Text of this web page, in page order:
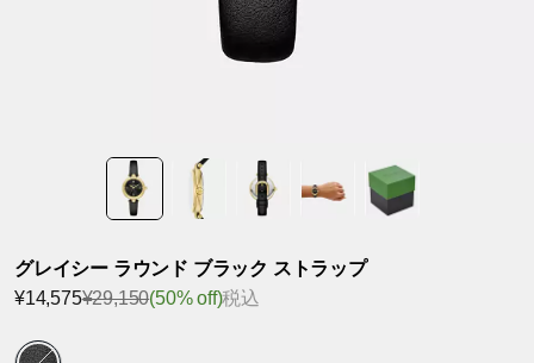
グレイシー ラウンド ブラック ストラップ
¥14,575¥29,150(50% off)税込